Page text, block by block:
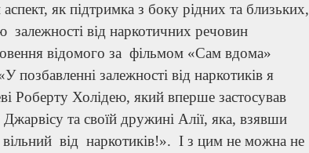
як підтримка з боку рідних та близьких,
залежності від наркотичних речовин
відомого за фільмом «Сам вдома»
залежності від наркотиків я
Роберту Холідею, який вперше застосував
та своїй дружині Алії, яка, взявши
від наркотиків!». І з цим не можна не